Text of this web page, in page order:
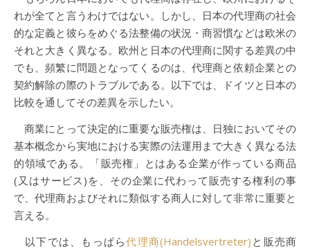
れが全てと言うわけではない。しかし、日本の代理商の社会
的な定義と彼らをめぐる法整備の状況・商習慣などは欧米の
それと大きく異なる。欧州と日本の代理商に関する差異の中
でも、頻繁に問題となってくるのは、代理商と依頼企業との
契約解除の際のトラブルである。以下では、ドイツと日本の
比較を通してその差異を示したい。
商業にとって決定的に重要な販売権は、日独においてその
基本概念から実地における実際の法運用まで大きく異なる法
的領域である。「販売権」とはある企業が作っている商品
(又はサービス)を、その企業に代わって販売する権利の事
で、代理商およびそれに類似する商人に対して非常に重要と
言える。
以下では、もっぱら代理商(Handelsvertreter) と販売商